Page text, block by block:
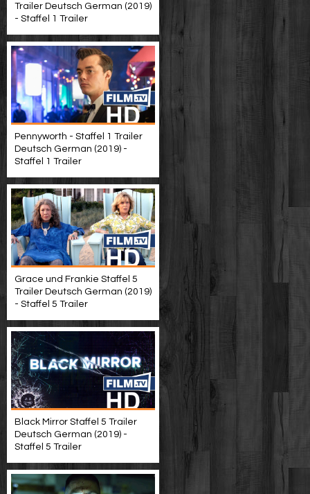
Trailer Deutsch German (2019)
- Staffel 1 Trailer
Pennyworth - Staffel 1 Trailer
Deutsch German (2019) -
Staffel 1 Trailer
Grace und Frankie Staffel 5
Trailer Deutsch German (2019)
- Staffel 5 Trailer
Black Mirror Staffel 5 Trailer
Deutsch German (2019) -
Staffel 5 Trailer